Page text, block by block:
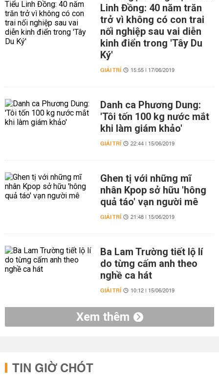
Linh Đồng: 40 năm trăn
trở vì không có con trai
nối nghiệp sau vai diễn
kinh điển trong 'Tây Du
Ký'
GIẢI TRÍ 15:55 | 17/06/2019
Danh ca Phương Dung:
'Tôi tốn 100 kg nước mắt
khi làm giám khảo'
GIẢI TRÍ 22:44 | 15/06/2019
Ghen tị với những mĩ
nhân Kpop sở hữu 'hông
quả táo' vạn người mê
GIẢI TRÍ 21:48 | 15/06/2019
Ba Lam Trường tiết lộ lí
do từng cấm anh theo
nghề ca hát
GIẢI TRÍ 10:12 | 15/06/2019
Xem thêm
TIN GIỜ CHÓT